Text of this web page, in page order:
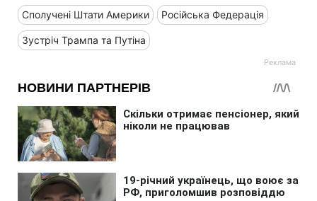
Сполучені Штати Америки Російська Федерація
Зустріч Трампа та Путіна